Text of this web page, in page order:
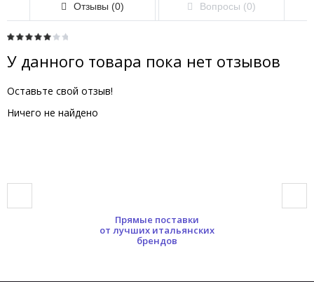
Отзывы (0) Вопросы (0)
У данного товара пока нет отзывов
Оставьте свой отзыв!
Ничего не найдено
Прямые поставки
от лучших итальянских
брендов